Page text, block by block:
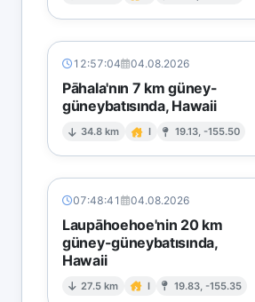
12:57:04 04.08.2026
Pāhala'nın 7 km güney-
güneybatısında, Hawaii
34.8 km I 19.13, -155.50
07:48:41 04.08.2026
Laupāhoehoe'nin 20 km
güney-güneybatısında,
Hawaii
27.5 km I 19.83, -155.35